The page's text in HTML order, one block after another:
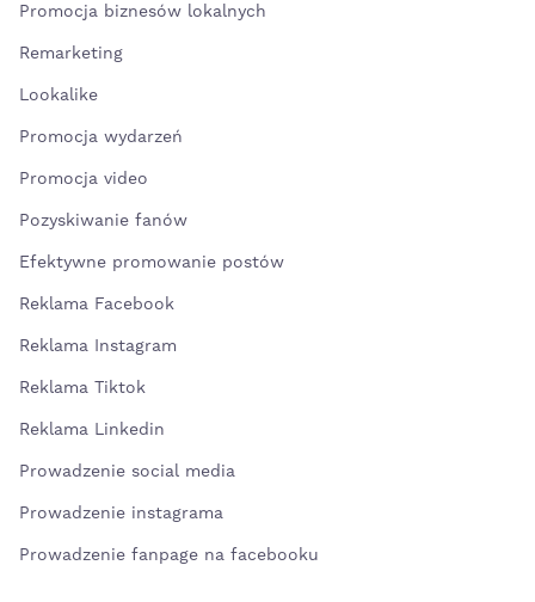
Promocja biznesów lokalnych
Remarketing
Lookalike
Promocja wydarzeń
Promocja video
Pozyskiwanie fanów
Efektywne promowanie postów
Reklama Facebook
Reklama Instagram
Reklama Tiktok
Reklama Linkedin
Prowadzenie social media
Prowadzenie instagrama
Prowadzenie fanpage na facebooku